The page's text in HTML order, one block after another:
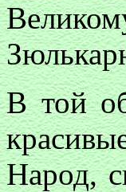
В той
Народ,